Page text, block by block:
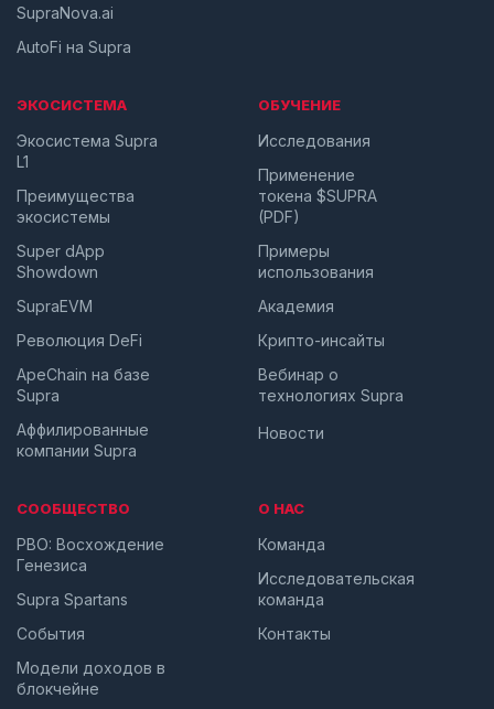
SupraNova.ai
AutoFi на Supra
ЭКОСИСТЕМА
Экосистема Supra
L1
Преимущества
экосистемы
Super dApp
Showdown
SupraEVM
Революция DeFi
ApeChain на базе
Supra
Аффилированные
компании Supra
ОБУЧЕНИЕ
Исследования
Применение
токена $SUPRA
(PDF)
Примеры
использования
Академия
Крипто-инсайты
Вебинар о
технологиях Supra
Новости
СООБЩЕСТВО
PBO: Восхождение
Генезиса
Supra Spartans
События
Модели доходов в
блокчейне
О НАС
Команда
Исследовательская
команда
Контакты